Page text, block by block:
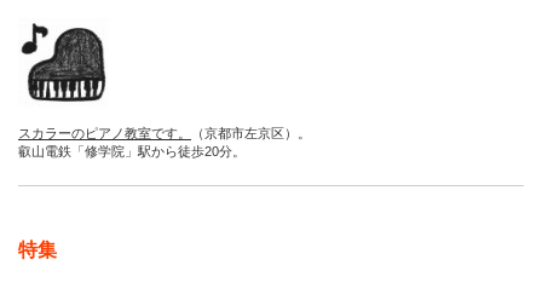
スカラーのピアノ教室です。
（京都市左京区）。
叡山電鉄「修学院」駅から徒歩20分。
特集